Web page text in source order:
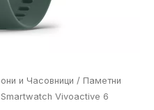
и Часовници / Паметни
Vivoactive 6